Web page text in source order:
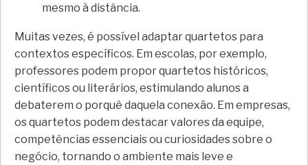
mesmo à distância.
Muitas vezes, é possível adaptar quartetos para
contextos específicos. Em escolas, por exemplo,
professores podem propor quartetos históricos,
científicos ou literários, estimulando alunos a
debaterem o porquê daquela conexão. Em empresas,
os quartetos podem destacar valores da equipe,
competências essenciais ou curiosidades sobre o
negócio, tornando o ambiente mais leve e